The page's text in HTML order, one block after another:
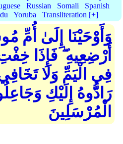
Russian Somali
Spanish
Yoruba Transliteration [+]
وَأَوْحَيْنَا إِلَىٰ أُمِّ
أَرْضِعِيهِ ۖ فَإِذَا
فِي الْيَمِّ وَلَا
رَادُّوهُ إِلَيْكِ
الْمُرْسَلِينَ